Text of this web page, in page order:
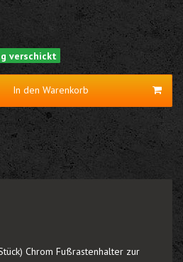
verschickt
In den Warenkorb
Chrom Fußrastenhalter zur